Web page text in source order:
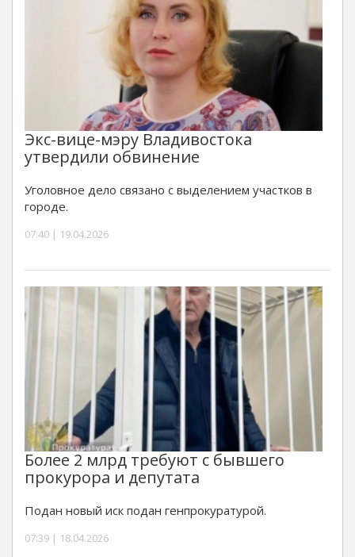
Экс-вице-мэру Владивостока
утвердили обвинение
Уголовное дело связано с выделением участков в
городе.
07:40 | 19.04.2026
Более 2 млрд требуют с бывшего
прокурора и депутата
Подан новый иск подан генпрокуратурой.
07:39 | 18.04.2026